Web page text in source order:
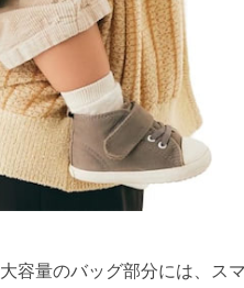
量のバッグ部分には、ス